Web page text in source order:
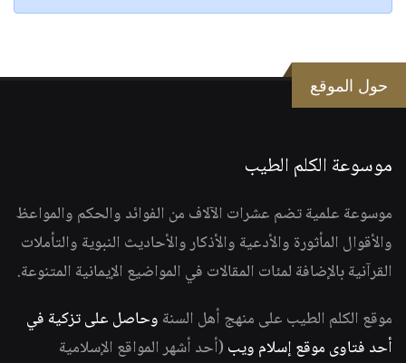
حول الموقع
موسوعة الكلم الطيب
موسوعة علمية تضم عشرات الآلاف من الفوائد والحكم والمواعظ
والأقوال المأثورة والأدعية والأذكار والأحاديث النبوية والتأملات
القرآنية بالإضافة لمئات المقالات في المواضيع الإيمانية المتنوعة.
موقع الكلم الطيب على منهج أهل السنة وحاصل على تزكية في
أحد فتاوى موقع إسلام ويب (أحد أشهر المواقع الإسلامية